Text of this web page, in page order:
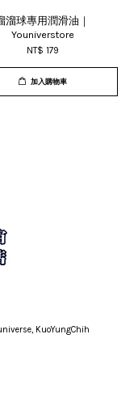
溜球專用潤滑油｜
Youniverstore
NT$ 179
加入購物車
KuoYungChih